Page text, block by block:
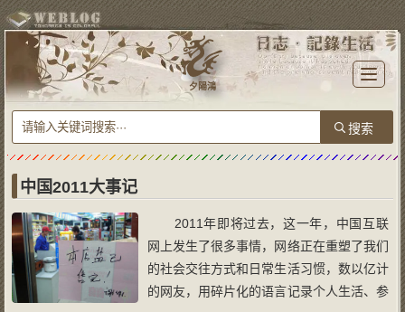
T
o
l
e
n
i
n
夕陽鴻
中国2011大事记
2011年即将过去，这一年，中国互联
网上发生了很多事情，网络正在重塑了我们
的社会交往方式和日常生活习惯，数以亿计
的网友，用碎片化的语言记录个人生活、参